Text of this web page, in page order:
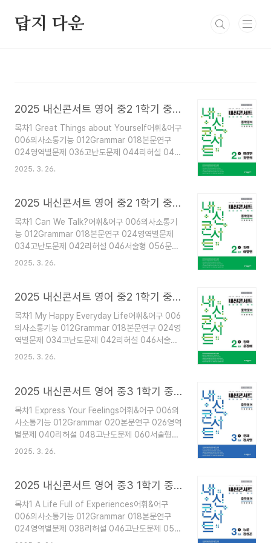
답지 다운
2025 내신콘서트 영어 중2 1학기 중간고사 미래엔 최연희 답지 PDF 사진답지
목차1 Great Things about Yourself어휘&어구
006의사소통기능 012Grammar 018본문연구
024영역별문제 036고난도문제 044리허설 048
서술형 058문장암기 0642 Where Do People
100고난도문제 108리허설 112서술형 122문장암
사소통기능 140Grammar 146본문연구 152영역
별문제 162고난도문제 170리허설 174서술형 184
문장암기 190모의고사 범위1~3과 단원 별로 2회차
씩총 6회차 제공. 답지 해설사진답지 첨부하였습니
2025. 3. 26.
2025 내신콘서트 영어 중2 1학기 중간고사 동아 이병민 답지 해설 PDF 사진답지
목차1 Can We Talk?어휘&어구 006의사소통기
능 012Grammar 018본문연구 024영역별문제
034고난도문제 042리허설 046서술형 056문장
암기 0622 Close to You어휘&어구 068의사소
문장암기 1243 The Music Goes On어휘&어구
148영역별문제 158고난도문제 166리허설 170서
술형 180문장암기 186모의고사 범위1~3과 단원
별로 2회차씩총 6회차 제공. 답지 해설사진답지 첨
부하였습니다.파일을 원하시면 맨 마지막에있습니
2025. 3. 26.
2025 내신콘서트 영어 중2 1학기 중간고사 동아 윤정미 답지 해설 PDF 사진답지
목차1 My Happy Everyday Life어휘&어구 006
의사소통기능 012Grammar 018본문연구 024영
역별문제 034고난도문제 042리허설 046서술형
056문장암기 0622 Enjoying Local Culture어
설 106서술형 116문장암기 1223 Ideas for
134Grammar 142본문연구 148영역별문제 158
고난도문제 166리허설 170서술형 180문장암기
186모의고사 범위1~3과 단원 별로 2회차씩총 6회
차 제공. 답지 해설사진답지 첨부하였습니다.파일을
2025. 3. 26.
2025 내신콘서트 영어 중3 1학기 중간고사 천재 정사열 답지 해설 PDF 사진답지
목차1 Express Your Feelings어휘&어구 006의
사소통기능 012Grammar 020본문연구 026영역
별문제 040리허설 048고난도문제 060서술형
064문장암기 0712 Let’s Make Our Town
리허설 122고난도문제 134서술형 138문장암기
152의사소통기능 158Grammar 164본문연구
170영역별문제 186리허설 194고난도문제 206서
술형 210문장암기 217모의고사 범위1~3과 단원
2025. 3. 26.
2025 내신콘서트 영어 중3 1학기 중간고사 능률 김성곤 답지 해설 PDF 사진답지
목차1 A Life Full of Experiences어휘&어구
006의사소통기능 012Grammar 018본문연구
024영역별문제 038리허설 046고난도문제 058
서술형 062문장암기 0692 Take Care of